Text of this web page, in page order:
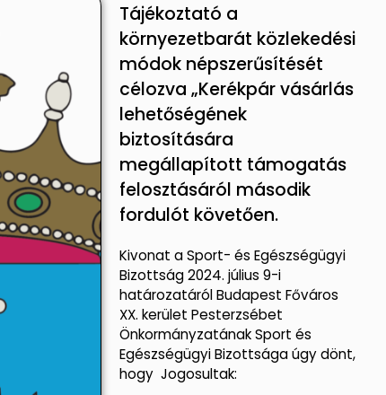
Tájékoztató a
környezetbarát közlekedési
módok népszerűsítését
célozva „Kerékpár vásárlás
lehetőségének
biztosítására
megállapított támogatás
felosztásáról második
fordulót követően.
Kivonat a Sport- és Egészségügyi
Bizottság 2024. július 9-i
határozatáról Budapest Főváros
XX. kerület Pesterzsébet
Önkormányzatának Sport és
Egészségügyi Bizottsága úgy dönt,
hogy Jogosultak: